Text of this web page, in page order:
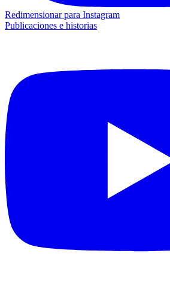
Redimensionar para Instagram
Publicaciones e historias